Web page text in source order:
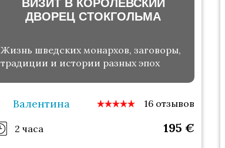
ВИЗИТ В КОРОЛЕВСКИЙ
ДВОРЕЦ СТОКГОЛЬМА
Жизнь шведских монархов, заговоры,
традиции и истории разных эпох
Валентина 16 отзывов
2 часа 195€